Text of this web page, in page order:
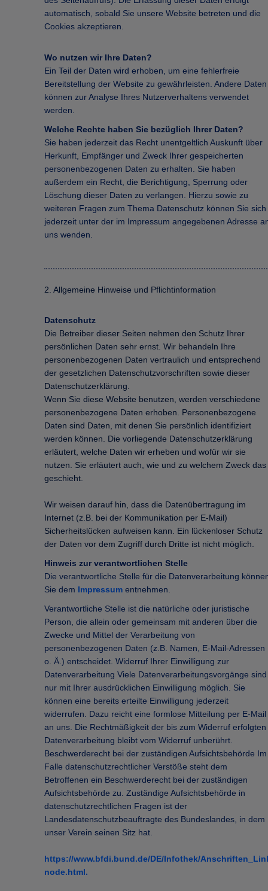
automatisch, sobald Sie unsere Website betreten und die
Cookies akzeptieren.
Wo nutzen wir Ihre Daten?
Ein Teil der Daten wird erhoben, um eine fehlerfreie
Bereitstellung der Website zu gewährleisten. Andere Daten
können zur Analyse Ihres Nutzerverhaltens verwendet
werden.​​​​​​​
Welche Rechte haben Sie bezüglich Ihrer Daten?
Sie haben jederzeit das Recht unentgeltlich Auskunft über
Herkunft, Empfänger und Zweck Ihrer gespeicherten
personenbezogenen Daten zu erhalten. Sie haben
außerdem ein Recht, die Berichtigung, Sperrung oder
Löschung dieser Daten zu verlangen. Hierzu sowie zu
weiteren Fragen zum Thema Datenschutz können Sie sich
jederzeit unter der im Impressum angegebenen Adresse
uns wenden.
2. Allgemeine Hinweise und Pflichtinformation
Datenschutz
Die Betreiber dieser Seiten nehmen den Schutz Ihrer
persönlichen Daten sehr ernst. Wir behandeln Ihre
personenbezogenen Daten vertraulich und entsprechend
der gesetzlichen Datenschutzvorschriften sowie dieser
Datenschutzerklärung.
Wenn Sie diese Website benutzen, werden verschiedene
personenbezogene Daten erhoben. Personenbezogene
Daten sind Daten, mit denen Sie persönlich identifiziert
werden können. Die vorliegende Datenschutzerklärung
erläutert, welche Daten wir erheben und wofür wir sie
nutzen. Sie erläutert auch, wie und zu welchem Zweck das
geschieht.
Wir weisen darauf hin, dass die Datenübertragung im
Internet (z.B. bei der Kommunikation per E-Mail)
Sicherheitslücken aufweisen kann. Ein lückenloser Schutz
der Daten vor dem Zugriff durch Dritte ist nicht möglich.
Hinweis zur verantwortlichen Stelle
Die verantwortliche Stelle für die Datenverarbeitung
Sie dem Impressum entnehmen.
Verantwortliche Stelle ist die natürliche oder juristische
Person, die allein oder gemeinsam mit anderen über die
Zwecke und Mittel der Verarbeitung von
personenbezogenen Daten (z.B. Namen, E-Mail-Adressen
o. Ä.) entscheidet. Widerruf Ihrer Einwilligung zur
Datenverarbeitung Viele Datenverarbeitungsvorgänge sind
nur mit Ihrer ausdrücklichen Einwilligung möglich. Sie
können eine bereits erteilte Einwilligung jederzeit
widerrufen. Dazu reicht eine formlose Mitteilung per E-Mail
an uns. Die Rechtmäßigkeit der bis zum Widerruf erfolgten
Datenverarbeitung bleibt vom Widerruf unberührt.
Beschwerderecht bei der zuständigen Aufsichtsbehörde Im
Falle datenschutzrechtlicher Verstöße steht dem
Betroffenen ein Beschwerderecht bei der zuständigen
Aufsichtsbehörde zu. Zuständige Aufsichtsbehörde in
datenschutzrechtlichen Fragen ist der
Landesdatenschutzbeauftragte des Bundeslandes, in dem
unser Verein seinen Sitz hat.
https://www.bfdi.bund.de/DE/Infothek/
node.html.